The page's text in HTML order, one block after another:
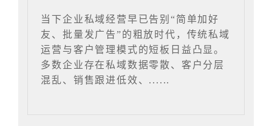
当下企业私域经营早已告别“简单加好
友、批量发广告”的粗放时代，传统私域
运营与客户管理模式的短板日益凸显。
多数企业存在私域数据零散、客户分层
混乱、销售跟进低效、......